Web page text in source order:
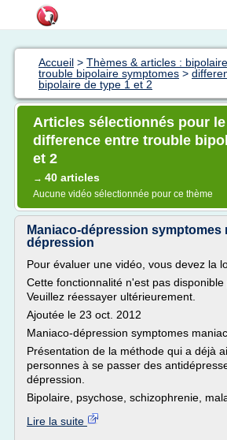
Accueil > Thèmes & articles :
trouble bipolaire symptomes >
bipolaire de type 1 et 2
Articles sélectionnés pour
difference entre trouble
et 2
→ 40 articles
Aucune vidéo sélectionnée pour ce thème
Maniaco-dépression symptomes
dépression
Pour évaluer une vidéo, vous devez la
Cette fonctionnalité n'est pas disponible
Veuillez réessayer ultérieurement.
Ajoutée le 23 oct. 2012
Maniaco-dépression symptomes
Présentation de la méthode qui a déjà
personnes à se passer des
dépression.
Bipolaire, psychose, schizophrenie,
Lire la suite